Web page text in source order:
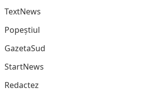
TextNews
Popeștiul
GazetaSud
StartNews
Redactez